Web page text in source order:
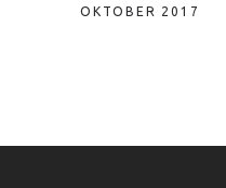
OKTOBER 2017